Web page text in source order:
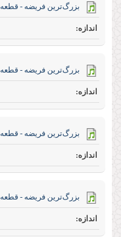
بزرگ‌ترین فریضه - قطعه 2- ص 18 - 42
بزرگ‌ترین فریضه - قطعه 3- ص 43 - 62
بزرگ‌ترین فریضه - قطعه 4- ص 63 - 80
بزرگ‌ترین فریضه - قطعه 5- ص 81 - 93